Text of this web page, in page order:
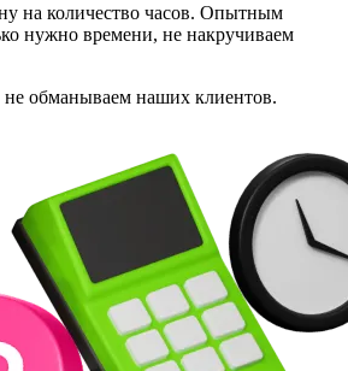
на количество часов. Опытным
нужно времени, не накручиваем
обманываем наших клиентов.